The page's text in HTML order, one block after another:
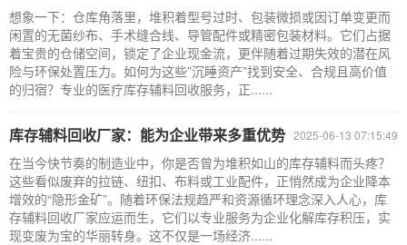
想象一下：仓库角落里，堆积着型号过时、包装微损或因订单变更而
闲置的无菌纱布、手术缝合线、导管配件或精密包装材料。它们占据
着宝贵的仓储空间，锁定了企业现金流，更伴随着过期失效的潜在风
险与环保处置压力。如何为这些”沉睡资产”找到安全、合规且高价值
的归宿？专业的医疗库存辅料回收服务，正......
2025-06-13 07:15:49
库存辅料回收厂家：能为企业带来多重优势
在当今快节奏的制造业中，你是否曾为堆积如山的库存辅料而头疼？
这些看似废弃的拉链、纽扣、布料或工业配件，正悄然成为企业降本
增效的“隐形金矿”。随着环保法规趋严和资源循环理念深入人心，库
存辅料回收厂家应运而生，它们以专业服务为企业化解库存积压，实
现变废为宝的华丽转身。这不仅是一场经济......